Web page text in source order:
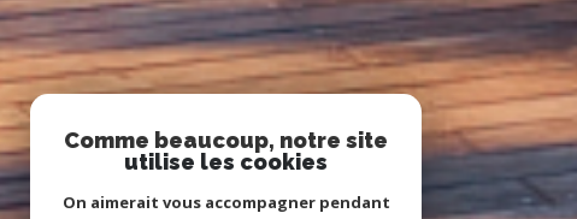
Comme beaucoup, notre site
utilise les cookies
On aimerait vous accompagner pendant